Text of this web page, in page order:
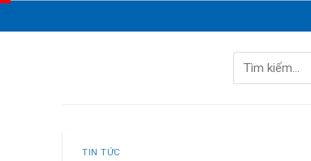
to
kiếm:
TIN TỨC